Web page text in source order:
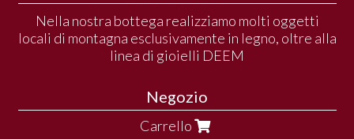
Nella nostra bottega realizziamo molti oggetti
locali di montagna esclusivamente in legno, oltre alla
linea di gioielli DEEM
Negozio
Carrello